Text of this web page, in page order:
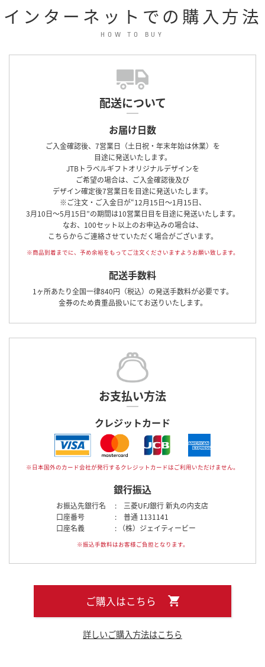
インターネットでの購入方法
HOW TO BUY
配送について
お届け日数
ご入金確認後、7営業日（土日祝・年末年始は休業）を
目途に発送いたします。
JTBトラベルギフトオリジナルデザインを
ご希望の場合は、ご入金確認後及び
デザイン確定後7営業日を目途に発送いたします。
※ご注文・ご入金日が“12月15日～1月15日、
3月10日～5月15日”の期間は10営業日目を目途に発送いたします。
なお、100セット以上のお申込みの場合は、
こちらからご連絡させていただく場合がございます。
※商品到着までに、予め余裕をもってご注文くださいますようお願い致します。
配送手数料
1ヶ所あたり全国一律840円（税込）の発送手数料が必要です。
金券のため貴重品扱いにてお送りいたします。
お支払い方法
クレジットカード
※日本国外のカード会社が発行するクレジットカードはご利用いただけません。
銀行振込
お振込先銀行名
: 三菱UFJ銀行 新丸の内支店
口座番号
: 普通 1131141
口座名義
: （株）ジェイティービー
※振込手数料はお客様ご負担となります。
ご購入はこちら
詳しいご購入方法はこちら